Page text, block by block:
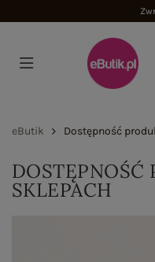
eButik Dostępność
DOSTĘPNOŚĆ
SKLEPACH